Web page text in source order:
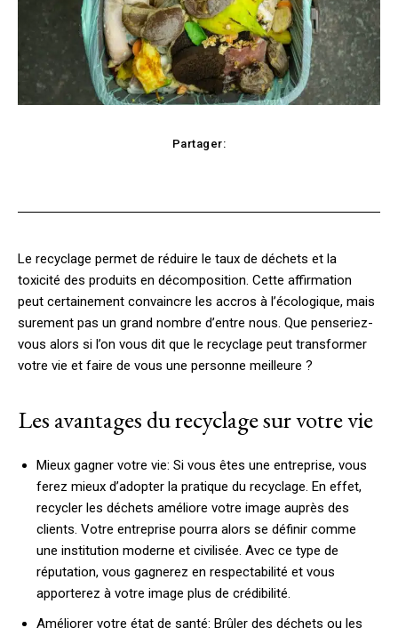
Partager:
Le recyclage permet de réduire le taux de déchets et la
toxicité des produits en décomposition. Cette affirmation
peut certainement convaincre les accros à l’écologique, mais
surement pas un grand nombre d’entre nous. Que penseriez-
vous alors si l’on vous dit que le recyclage peut transformer
votre vie et faire de vous une personne meilleure ?
Les avantages du recyclage sur votre vie
Mieux gagner votre vie: Si vous êtes une entreprise, vous
ferez mieux d’adopter la pratique du recyclage. En effet,
recycler les déchets améliore votre image auprès des
clients. Votre entreprise pourra alors se définir comme
une institution moderne et civilisée. Avec ce type de
réputation, vous gagnerez en respectabilité et vous
apporterez à votre image plus de crédibilité.
Améliorer votre état de santé: Brûler des déchets ou les